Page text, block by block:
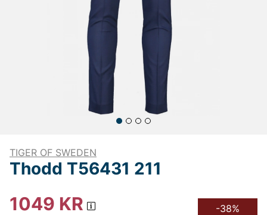
TIGER OF SWEDEN
Thodd T56431 211
1049 KR -38%